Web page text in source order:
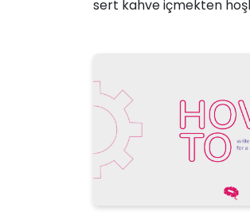
sert kahve içmekten